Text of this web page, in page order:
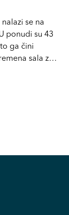
se na
ponudi su 43
ga čini
sala za
nacionalne